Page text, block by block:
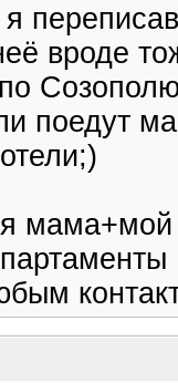
вроде
поедут
мама+мой